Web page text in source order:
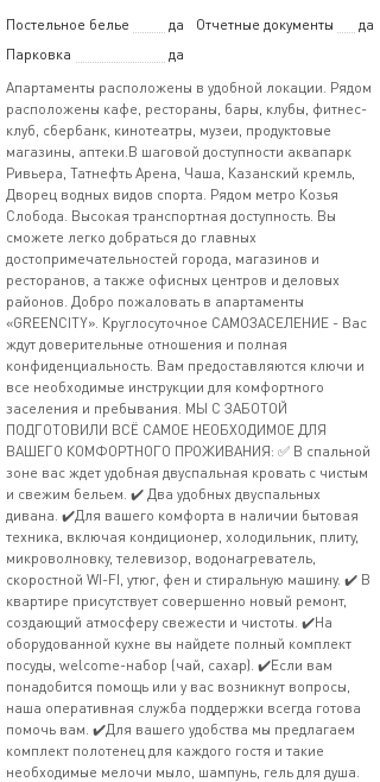
Постельное белье да Отчетные документы
да
Парковка
да
Апартаменты расположены в удобной локации. Рядом
расположены кафе, рестораны, бары, клубы, фитнес-
клуб, сбербанк, кинотеатры, музеи, продуктовые
магазины, аптеки.В шаговой доступности аквапарк
Ривьера, Татнефть Арена, Чаша, Казанский кремль,
Дворец водных видов спорта. Рядом метро Козья
Слобода. Высокая транспортная доступность. Вы
сможете легко добраться до главных
достопримечательностей города, магазинов и
ресторанов, а также офисных центров и деловых
районов. Добро пожаловать в апартаменты
«GREENCITY». Круглосуточное САМОЗАСЕЛЕНИЕ - Вас
ждут доверительные отношения и полная
конфиденциальность. Вам предоставляются ключи и
все необходимые инструкции для комфортного
заселения и пребывания. МЫ С ЗАБОТОЙ
ПОДГОТОВИЛИ ВСЁ САМОЕ НЕОБХОДИМОЕ ДЛЯ
ВАШЕГО КОМФОРТНОГО ПРОЖИВАНИЯ: ✅ В спальной
зоне вас ждет удобная двуспальная кровать с чистым
и свежим бельем. ✔️ Два удобных двуспальных
дивана. ✔️Для вашего комфорта в наличии бытовая
техника, включая кондиционер, холодильник, плиту,
микроволновку, телевизор, водонагреватель,
скоростной WI-FI, утюг, фен и стиральную машину. ✔️ В
квартире присутствует совершенно новый ремонт,
создающий атмосферу свежести и чистоты. ✔️На
оборудованной кухне вы найдете полный комплект
посуды, welcome-набор (чай, сахар). ✔️Если вам
понадобится помощь или у вас возникнут вопросы,
наша оперативная служба поддержки всегда готова
помочь вам. ✔️Для вашего удобства мы предлагаем
комплект полотенец для каждого гостя и такие
необходимые мелочи мыло, шампунь, гель для душа.